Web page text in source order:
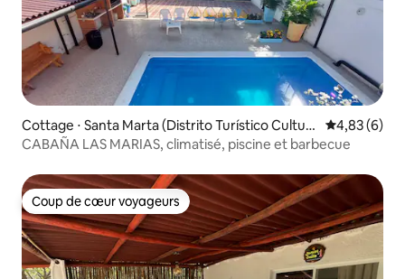
Cottage ⋅ Santa Marta (Distrito Turístico Cultura
l E Histórico)
Évaluation
4,83 (6)
CABAÑA LAS MARIAS, climatisé, piscine et barbecue
Coup de cœur voyageurs
Coup de cœur voyageurs